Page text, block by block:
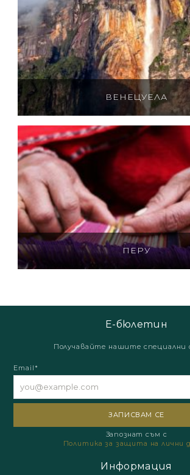
ВЕНЕЦУЕЛА
ПЕРУ
Е-бюлетин
Получавайте нашите специални
Email*
Запознат съм с
Политика за защита на лични
Информация